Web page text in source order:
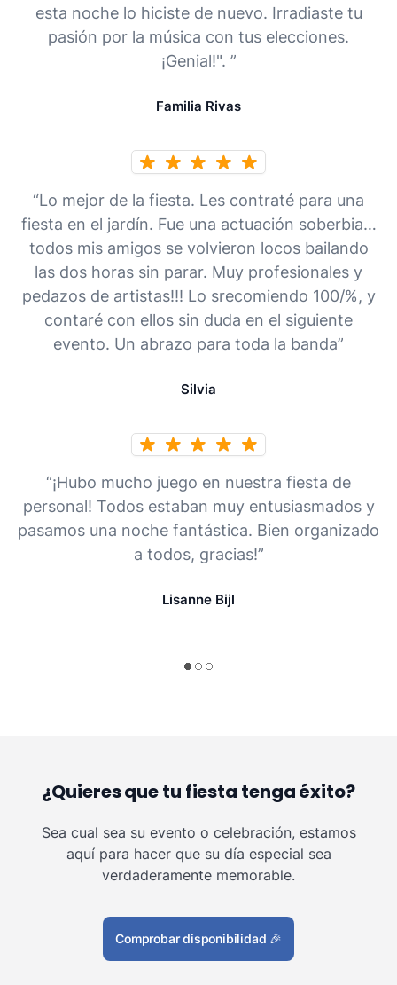
esta noche lo hiciste de nuevo. Irradiaste tu
pasión por la música con tus elecciones.
¡Genial!". ”
Familia Rivas
“Lo mejor de la fiesta. Les contraté para una
fiesta en el jardín. Fue una actuación soberbia…
todos mis amigos se volvieron locos bailando
las dos horas sin parar. Muy profesionales y
pedazos de artistas!!! Lo srecomiendo 100/%, y
contaré con ellos sin duda en el siguiente
evento. Un abrazo para toda la banda”
Silvia
“¡Hubo mucho juego en nuestra fiesta de
personal! Todos estaban muy entusiasmados y
pasamos una noche fantástica. Bien organizado
a todos, gracias!”
Lisanne Bijl
¿Quieres que tu fiesta tenga éxito?
Sea cual sea su evento o celebración, estamos
aquí para hacer que su día especial sea
verdaderamente memorable.
Comprobar disponibilidad 🎉